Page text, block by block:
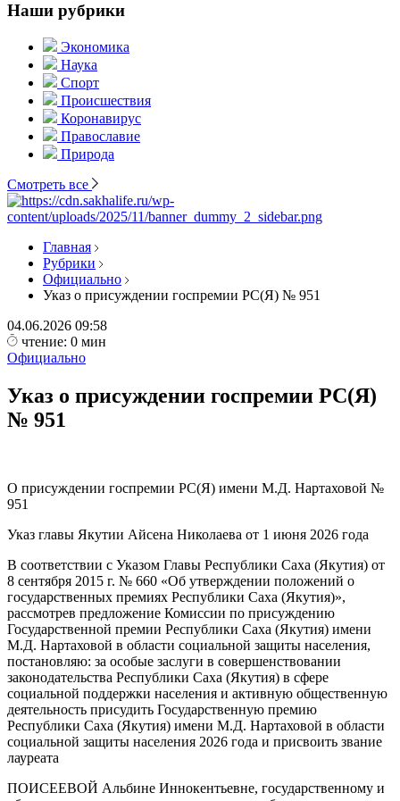
Наши рубрики
Экономика
Наука
Спорт
Происшествия
Коронавирус
Православие
Природа
Смотреть все
Главная
Рубрики
Официально
Указ о присуждении госпремии РС(Я) № 951
04.06.2026 09:58
чтение: 0 мин
Официально
Указ о присуждении госпремии РС(Я)
№ 951
О присуждении госпремии РС(Я) имени М.Д. Нартаховой №
951
Указ главы Якутии Айсена Николаева от 1 июня 2026 года
В соответствии с Указом Главы Республики Саха (Якутия) от
8 сентября 2015 г. № 660 «Об утверждении положений о
государственных премиях Республики Саха (Якутия)»,
рассмотрев предложение Комиссии по присуждению
Государственной премии Республики Саха (Якутия) имени
М.Д. Нартаховой в области социальной защиты населения,
постановляю: за особые заслуги в совершенствовании
законодательства Республики Саха (Якутия) в сфере
социальной поддержки населения и активную общественную
деятельность присудить Государственную премию
Республики Саха (Якутия) имени М.Д. Нартаховой в области
социальной защиты населения 2026 года и присвоить звание
лауреата
ПОИСЕЕВОЙ Альбине Иннокентьевне, государственному и